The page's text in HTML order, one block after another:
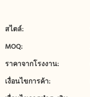
สไตล์:
MOQ:
ราคาจากโรงงาน:
เงื่อนไขการค้า: